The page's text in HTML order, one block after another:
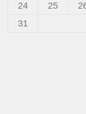
24
25
31